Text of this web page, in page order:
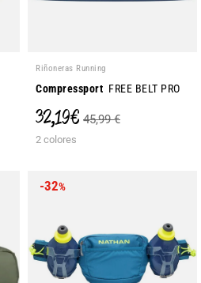
Riñoneras Running
Compressport FREE BELT PRO
32,19 € 45,99 €
2 colores
-32%